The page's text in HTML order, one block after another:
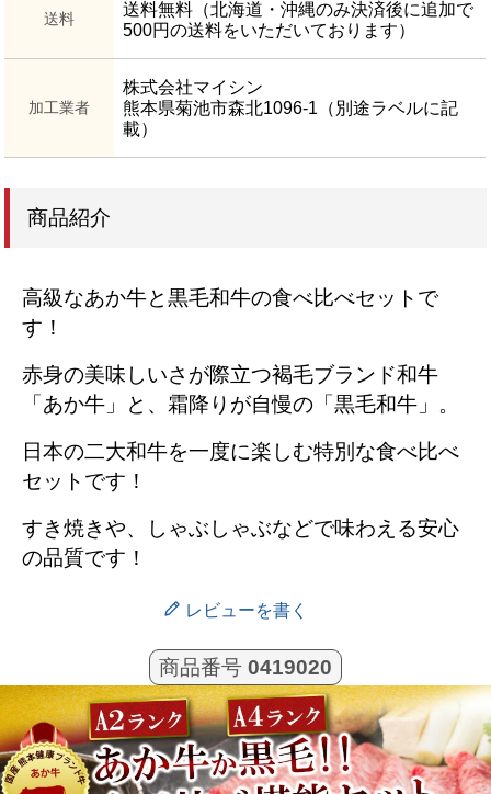
送料
送料無料（北海道・沖縄のみ決済後に追加で
500円の送料をいただいております）
加工業者
株式会社マイシン
熊本県菊池市森北1096-1（別途ラベルに記
載）
商品紹介
高級なあか牛と黒毛和牛の食べ比べセットで
す！
赤身の美味しいさが際立つ褐毛ブランド和牛
「あか牛」と、霜降りが自慢の「黒毛和牛」。
日本の二大和牛を一度に楽しむ特別な食べ比べ
セットです！
すき焼きや、しゃぶしゃぶなどで味わえる安心
の品質です！
レビューを書く
商品番号 0419020